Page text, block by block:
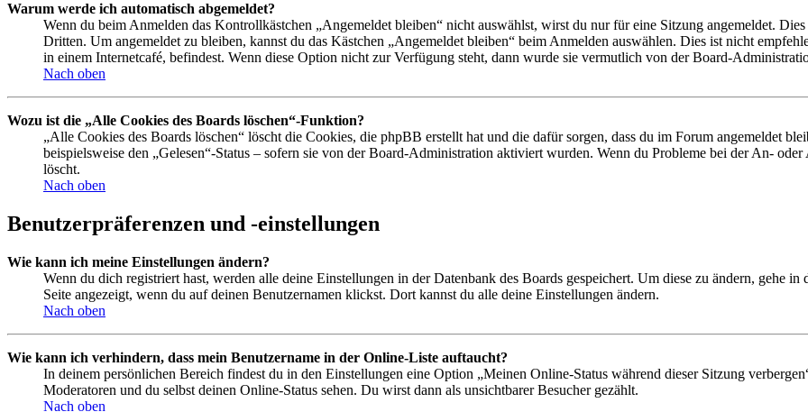
Warum werde ich automatisch abgemeldet?
Wenn du beim Anmelden das Kontrollkästchen „Angemeldet bleiben“ nicht auswählst, wirst du nur für eine Sitzung angemeldet.
Dritten. Um angemeldet zu bleiben, kannst du das Kästchen „Angemeldet bleiben“ beim Anmelden auswählen. Dies ist nicht
in einem Internetcafé, befindest. Wenn diese Option nicht zur Verfügung steht, dann wurde sie vermutlich von der Board-
Nach oben
Wozu ist die „Alle Cookies des Boards löschen“-Funktion?
„Alle Cookies des Boards löschen“ löscht die Cookies, die phpBB erstellt hat und die dafür sorgen, dass du im Forum angemeldet
beispielsweise den „Gelesen“-Status – sofern sie von der Board-Administration aktiviert wurden. Wenn du Probleme bei der An-
löscht.
Nach oben
Benutzerpräferenzen und -einstellungen
Wie kann ich meine Einstellungen ändern?
Wenn du dich registriert hast, werden alle deine Einstellungen in der Datenbank des Boards gespeichert. Um diese zu ändern, gehe
Seite angezeigt, wenn du auf deinen Benutzernamen klickst. Dort kannst du alle deine Einstellungen ändern.
Nach oben
Wie kann ich verhindern, dass mein Benutzername in der Online-Liste auftaucht?
In deinem persönlichen Bereich findest du in den Einstellungen eine Option „Meinen Online-Status während dieser Sitzung
Moderatoren und du selbst deinen Online-Status sehen. Du wirst dann als unsichtbarer Besucher gezählt.
Nach oben